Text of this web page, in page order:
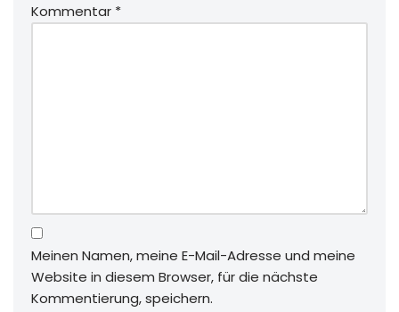
Kommentar *
Meinen Namen, meine E-Mail-Adresse und meine
Website in diesem Browser, für die nächste
Kommentierung, speichern.